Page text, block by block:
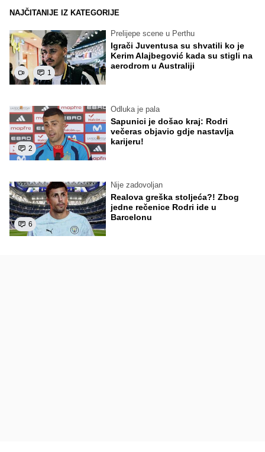
NAJČITANIJE IZ KATEGORIJE
1
Prelijepe scene u Perthu
Igrači Juventusa su shvatili ko je
Kerim Alajbegović kada su stigli na
aerodrom u Australiji
2
Odluka je pala
Sapunici je došao kraj: Rodri
večeras objavio gdje nastavlja
karijeru!
6
Nije zadovoljan
Realova greška stoljeća?! Zbog
jedne rečenice Rodri ide u
Barcelonu